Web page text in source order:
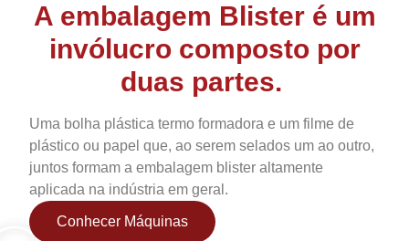
A embalagem Blister é um
invólucro composto por
duas partes.
Uma bolha plástica termo formadora e um filme de
plástico ou papel que, ao serem selados um ao outro,
juntos formam a embalagem blister altamente
aplicada na indústria em geral.
Conhecer Máquinas